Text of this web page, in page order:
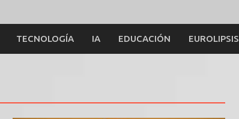
TECNOLOGÍA IA EDUCACIÓN EUROLIPSIS